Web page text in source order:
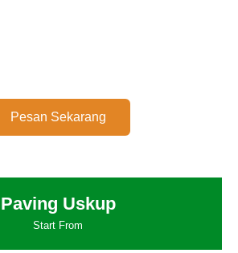
Pesan Sekarang
Paving Uskup
Start From